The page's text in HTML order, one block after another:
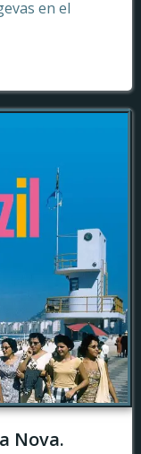
en el
Nova.